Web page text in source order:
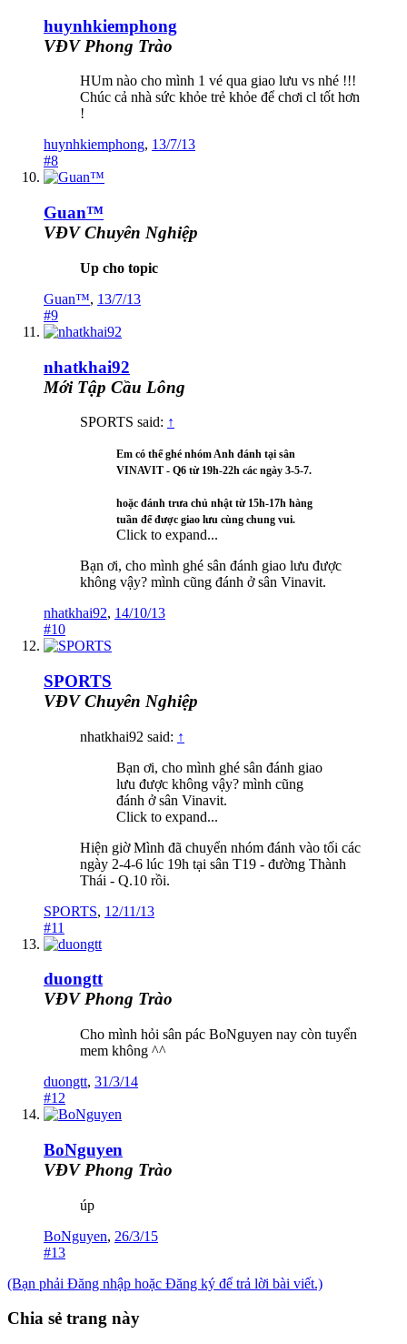
huynhkiemphong
VĐV Phong Trào
HUm nào cho mình 1 vé qua giao lưu vs nhé !!!
Chúc cả nhà sức khỏe trẻ khỏe để chơi cl tốt hơn
!
huynhkiemphong, 13/7/13
#8
Guan™
VĐV Chuyên Nghiệp
Up cho topic
Guan™, 13/7/13
#9
nhatkhai92
Mới Tập Cầu Lông
SPORTS said: ↑
Em có thể ghé nhóm Anh đánh tại sân
VINAVIT - Q6 từ 19h-22h các ngày 3-5-7.
hoặc đánh trưa chủ nhật từ 15h-17h hàng
tuần để được giao lưu cùng chung vui.
Click to expand...
Bạn ơi, cho mình ghé sân đánh giao lưu được
không vậy? mình cũng đánh ở sân Vinavit.
nhatkhai92, 14/10/13
#10
SPORTS
VĐV Chuyên Nghiệp
nhatkhai92 said: ↑
Bạn ơi, cho mình ghé sân đánh giao
lưu được không vậy? mình cũng
đánh ở sân Vinavit.
Click to expand...
Hiện giờ Mình đã chuyển nhóm đánh vào tối các
ngày 2-4-6 lúc 19h tại sân T19 - đường Thành
Thái - Q.10 rồi.
SPORTS, 12/11/13
#11
duongtt
VĐV Phong Trào
Cho mình hỏi sân pác BoNguyen nay còn tuyển
mem không ^^
duongtt, 31/3/14
#12
BoNguyen
VĐV Phong Trào
úp
BoNguyen, 26/3/15
#13
(Bạn phải Đăng nhập hoặc Đăng ký để trả lời bài viết.)
Chia sẻ trang này